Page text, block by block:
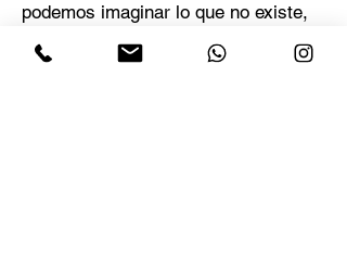
podemos imaginar lo que no existe,
que más dependemos.